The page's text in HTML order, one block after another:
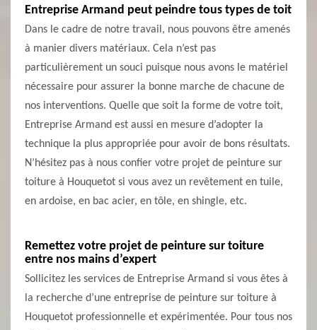
Entreprise Armand peut peindre tous types de toit
Dans le cadre de notre travail, nous pouvons être amenés
à manier divers matériaux. Cela n’est pas
particulièrement un souci puisque nous avons le matériel
nécessaire pour assurer la bonne marche de chacune de
nos interventions. Quelle que soit la forme de votre toit,
Entreprise Armand est aussi en mesure d’adopter la
technique la plus appropriée pour avoir de bons résultats.
N’hésitez pas à nous confier votre projet de peinture sur
toiture à Houquetot si vous avez un revêtement en tuile,
en ardoise, en bac acier, en tôle, en shingle, etc.
Remettez votre projet de peinture sur toiture
entre nos mains d’expert
Sollicitez les services de Entreprise Armand si vous êtes à
la recherche d’une entreprise de peinture sur toiture à
Houquetot professionnelle et expérimentée. Pour tous nos